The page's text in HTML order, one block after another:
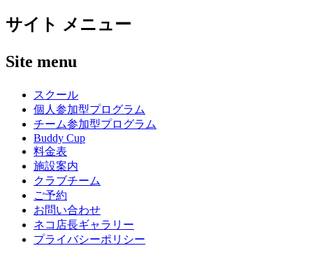
サイト メニュー
Site menu
スクール
個人参加型プログラム
チーム参加型プログラム
Buddy Cup
料金表
施設案内
クラブチーム
ご予約
お問い合わせ
ネコ店長ギャラリー
プライバシーポリシー